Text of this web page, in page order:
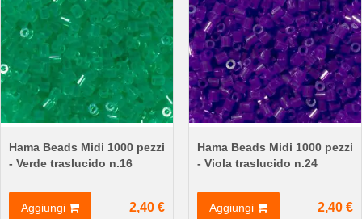
Hama Beads Midi 1000 pezzi
- Verde traslucido n.16
Aggiungi 2,40 €
Hama Beads Midi 1000 pezzi
- Viola traslucido n.24
Aggiungi 2,40 €